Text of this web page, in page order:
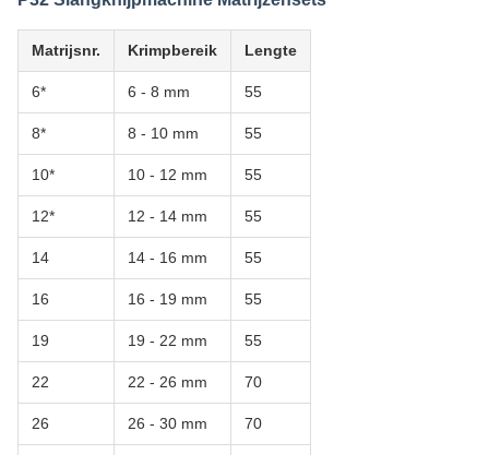
Matrijsnr. Krimpbereik Lengte
6* 6 - 8 mm 55
8* 8 - 10 mm 55
10* 10 - 12 mm 55
12* 12 - 14 mm 55
14 14 - 16 mm 55
16 16 - 19 mm 55
19 19 - 22 mm 55
22 22 - 26 mm 70
26 26 - 30 mm 70